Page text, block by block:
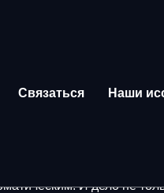
Связаться Наши
И дело не